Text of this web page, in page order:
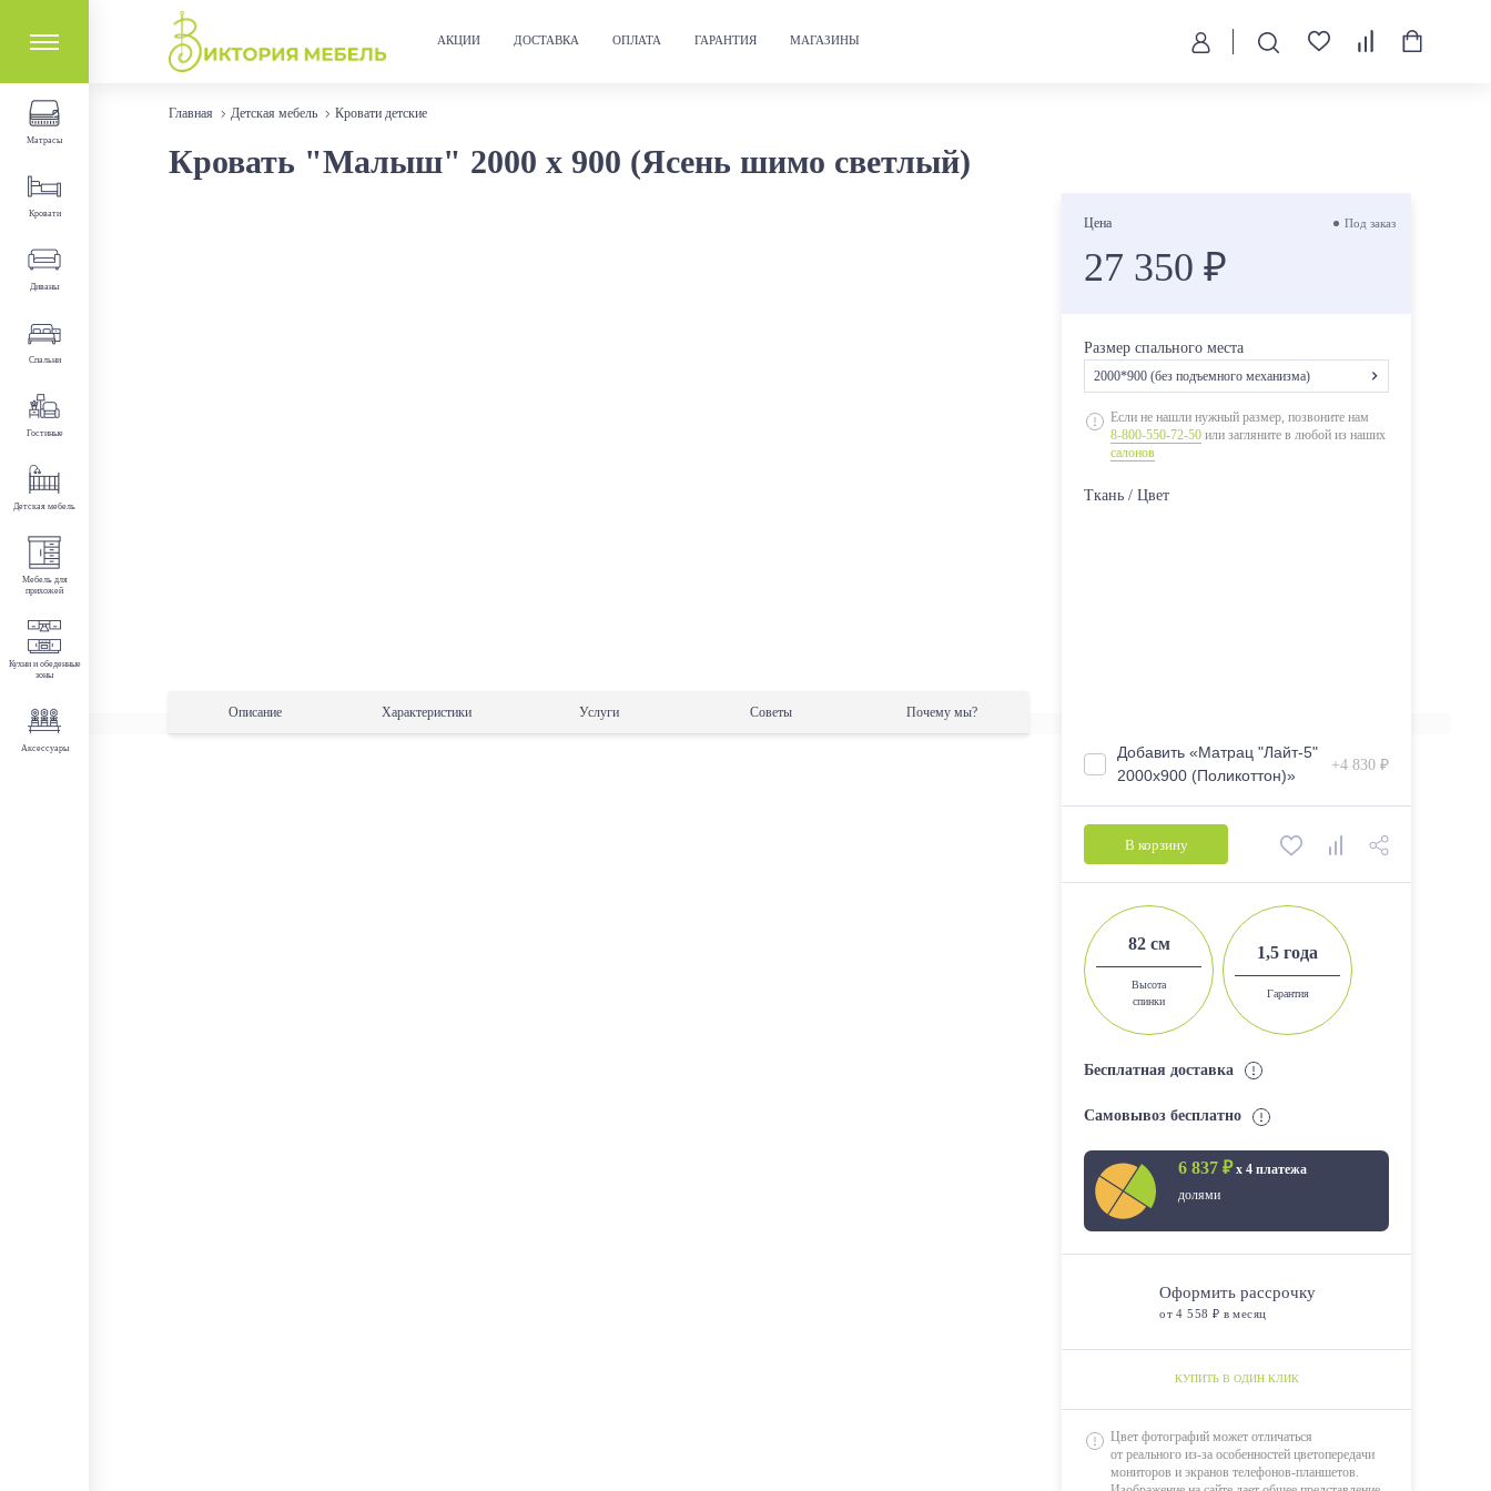
АКЦИИ ДОСТАВКА ОПЛАТА ГАРАНТИЯ МАГАЗИНЫ
Матрасы
Кровати
Диваны
Спальни
Гостиные
Детская мебель
Мебель для
прихожей
Кухни и обеденные
зоны
Аксессуары
Главная Детская мебель Кровати детские
Кровать "Малыш" 2000 х 900 (Ясень шимо светлый)
Описание Характеристики Услуги Советы Почему мы?
Цена Под заказ
27 350 ₽
Размер спального места
2000*900 (без подъемного механизма)
2000*800 (без подъемного механизма)
2000*900 (без подъемного механизма)
Если не нашли нужный размер, позвоните нам
8-800-550-72-50 или загляните в любой из наших
салонов
Ткань / Цвет
Добавить «Матрац "Лайт-5"
2000х900 (Поликоттон)»
+4 830 ₽
В корзину
82 см
Высота
спинки
1,5 года
Гарантия
Бесплатная доставка
Самовывоз бесплатно
6 837 ₽х 4 платежа
долями
Оформить рассрочку
от 4 558 ₽ в месяц
КУПИТЬ В ОДИН КЛИК
Цвет фотографий может отличаться
от реального из-за особенностей цветопередачи
мониторов и экранов телефонов-планшетов.